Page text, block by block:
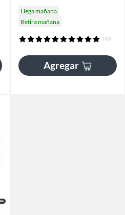
Llega mañana
Retira mañana
(42)
Agregar